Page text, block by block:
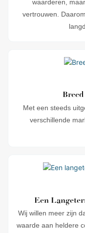
waarderen,
vertrouwen.
Met een steeds
verschillende
Een
Wij willen meer zijn
waarde aan heldere